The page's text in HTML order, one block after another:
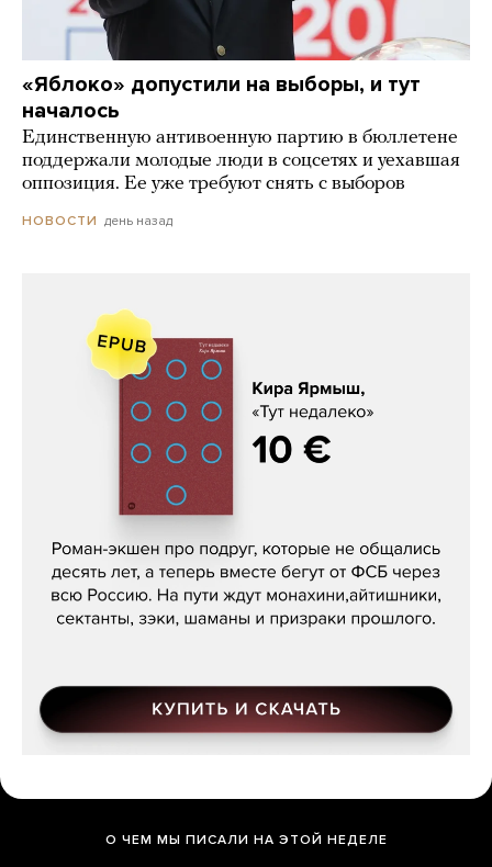
«Яблоко» допустили на выборы, и тут
началось
Единственную антивоенную партию в бюллетене
поддержали молодые люди в соцсетях и уехавшая
оппозиция. Ее уже требуют снять с выборов
НОВОСТИ день назад
Кира Ярмыш, «Тут недалеко»
О ЧЕМ МЫ ПИСАЛИ НА ЭТОЙ НЕДЕЛЕ